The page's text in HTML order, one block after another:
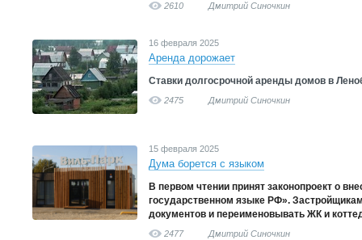
2610 Дмитрий Синочкин
16 февраля 2025
Аренда дорожает
Ставки долгосрочной аренды домов в
2475 Дмитрий Синочкин
15 февраля 2025
Дума борется с языком
В первом чтении принят законопроект о
государственном языке РФ».
документов и переименовывать ЖК и
2477 Дмитрий Синочкин